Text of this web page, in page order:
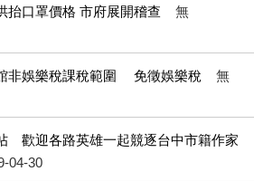
抬口罩價格 市府展開稽查
無
非娛樂稅課稅範圍 免徵娛樂稅
無
歡迎各路英雄一起競逐台中市籍作家
04-30